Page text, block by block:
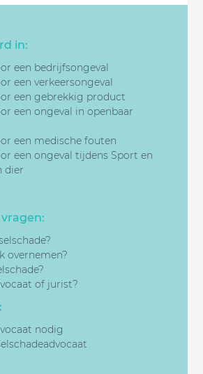
in:
een bedrijfsongeval
een verkeersongeval
een gebrekkig product
eenongeval in openbaar
een medische fouten
eenongeval tijdens Sport en
dier
overnemen?
of jurist?
nodig